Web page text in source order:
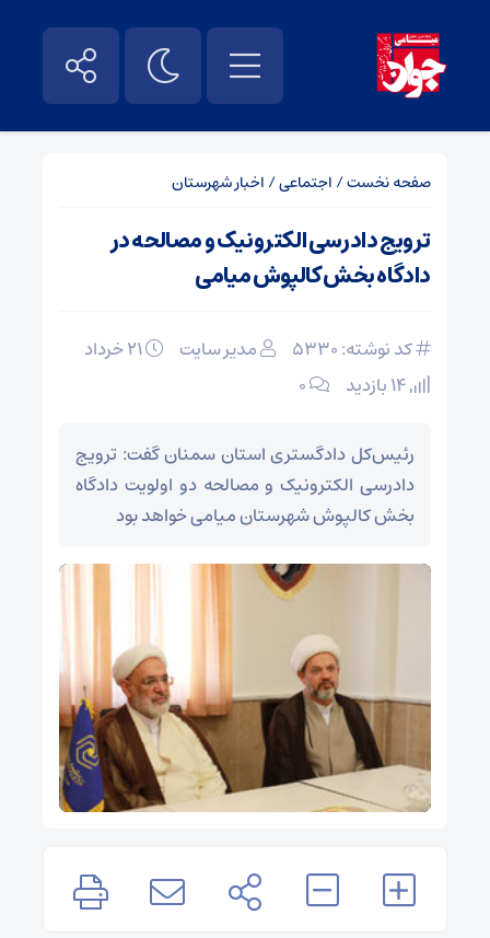
صفحه نخست/ اجتماعی/ اخبار شهرستان
ترویج دادرسی الکترونیک و مصالحه در
دادگاه بخش کالپوش میامی
کد نوشته: 5330 مدیر سایت
۰
رئیس‌کل دادگستری استان سمنان گفت: ترویج
دادرسی الکترونیک و مصالحه دو اولویت دادگاه
بخش کالپوش شهرستان میامی خواهد بود